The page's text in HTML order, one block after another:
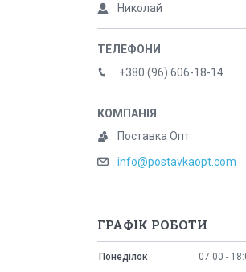
Николай
+380 (96) 606-18-14
Поставка Опт
info@postavkaopt.com
ГРАФІК РОБОТИ
Понеділок 07:00